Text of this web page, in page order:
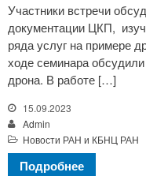
Участники встречи
документации ЦКП,
ряда услуг на примере
ходе семинара
дрона. В работе […]
15.09.2023
Admin
Новости РАН и КБНЦ РАН
Подробнее